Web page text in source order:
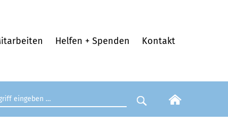
Helfen + Spenden Kontakt
eingeben
Suche starten